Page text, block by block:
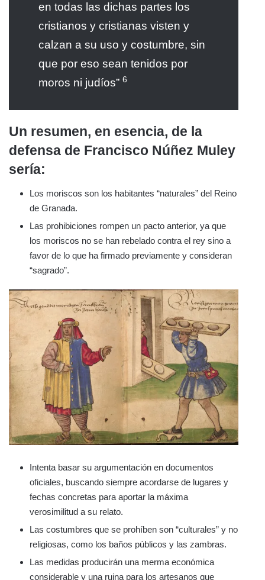
en todas las dichas partes los
cristianos y cristianas visten y
calzan a su uso y costumbre, sin
que por eso sean tenidos por
moros ni judíos” 6
Un resumen, en esencia, de la
defensa de Francisco Núñez Muley
sería:
Los moriscos son los habitantes “naturales” del Reino
de Granada.
Las prohibiciones rompen un pacto anterior, ya que
los moriscos no se han rebelado contra el rey sino a
favor de lo que ha firmado previamente y consideran
“sagrado”.
Intenta basar su argumentación en documentos
oficiales, buscando siempre acordarse de lugares y
fechas concretas para aportar la máxima
verosimilitud a su relato.
Las costumbres que se prohíben son “culturales” y no
religiosas, como los baños públicos y las zambras.
Las medidas producirán una merma económica
considerable y una ruina para los artesanos que